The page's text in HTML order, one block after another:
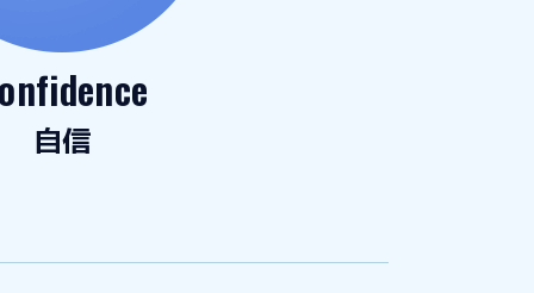
自信